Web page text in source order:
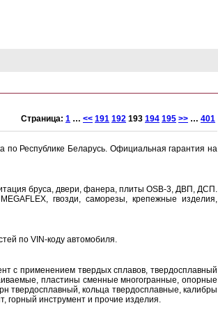
Страница: 1 … << 191 192 193 194 195 >> … 401
по Республике Беларусь. Официальная гарантия на
бруса, двери, фанера, плиты OSB-3, ДВП, ДСП.
гвозди, саморезы, крепежные изделия,
по VIN-коду автомобиля.
с применением твердых сплавов, твердосплавный
пластины сменные многогранные, опорные
твердосплавный, кольца твердосплавные, калибры
горный инструмент и прочие изделия.